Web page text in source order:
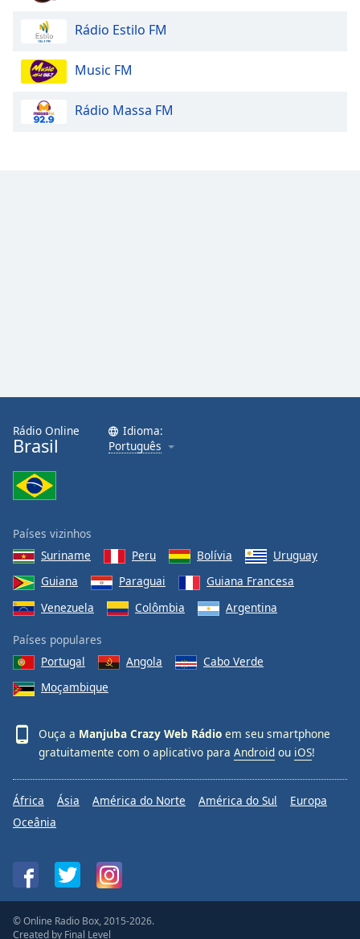
Rádio Estilo FM
Music FM
Rádio Massa FM
Rádio Online
Brasil
Idioma:
Português
Países vizinhos
Suriname
Peru Bolívia
Uruguay
Guiana
Paraguai
Guiana Francesa
Venezuela
Colômbia Argentina
Países populares
Portugal
Angola
Cabo Verde
Moçambique
Ouça a Manjuba Crazy Web Rádio em seu smartphone
gratuitamente com o aplicativo para Android ou iOS!
África Ásia América do Norte América do Sul
Europa
Oceânia
© Online Radio Box, 2015-2026.
Created by Final Level